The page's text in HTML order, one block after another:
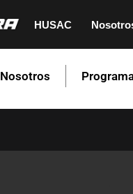
HUSAC
Nosotros